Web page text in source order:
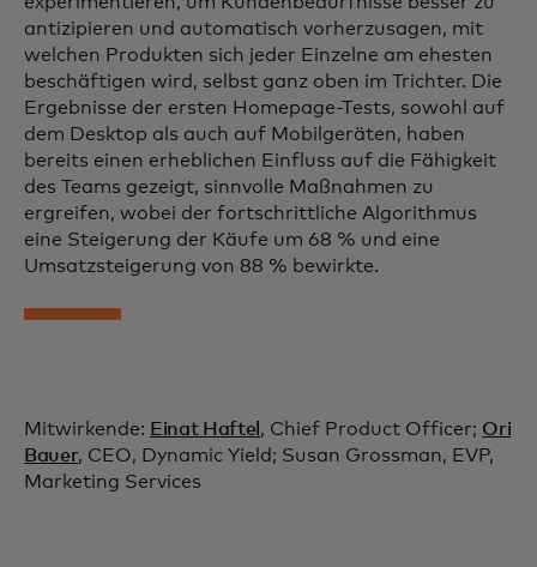
antizipieren und automatisch vorherzusagen, mit
welchen Produkten sich jeder Einzelne am ehesten
beschäftigen wird, selbst ganz oben im Trichter. Die
Ergebnisse der ersten Homepage-Tests, sowohl auf
dem Desktop als auch auf Mobilgeräten, haben
bereits einen erheblichen Einfluss auf die Fähigkeit
des Teams gezeigt, sinnvolle Maßnahmen zu
ergreifen, wobei der fortschrittliche Algorithmus
eine Steigerung der Käufe um 68 % und eine
Umsatzsteigerung von 88 % bewirkte.
Mitwirkende: Einat Haftel , Chief Product Officer; Ori
Bauer, CEO, Dynamic Yield; Susan Grossman, EVP,
Marketing Services